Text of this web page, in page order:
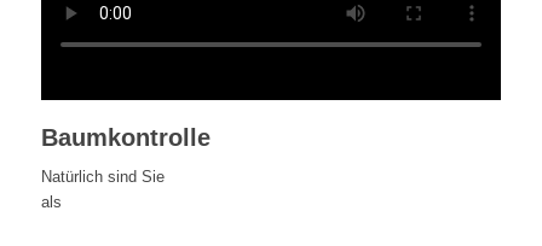
Baumkontrolle
Natürlich sind Sie
als